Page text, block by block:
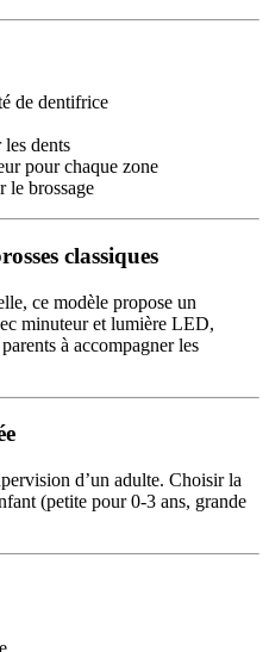
de dentifrice
dents
pour chaque zone
brossage
classiques
ce modèle propose un
minuteur et lumière LED,
à accompagner les
d’un adulte. Choisir la
(petite pour 0-3 ans, grande